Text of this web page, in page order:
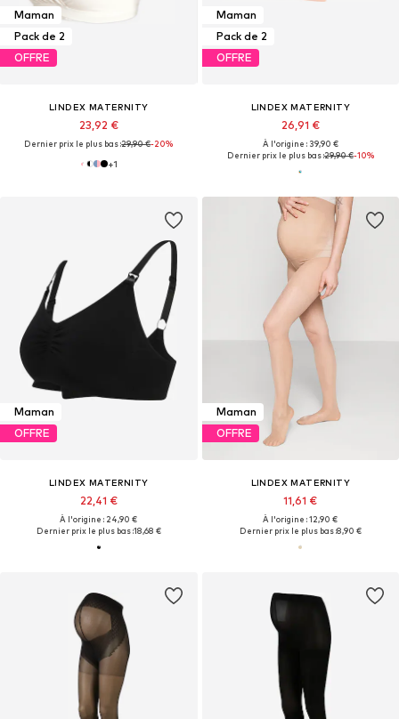
Maman
Pack de 2
OFFRE
LINDEX MATERNITY
23,92 €
Dernier prix le plus bas :29,90 €-20%
+1
Maman
Pack de 2
OFFRE
LINDEX MATERNITY
26,91 €
À l'origine : 39,90 €
Dernier prix le plus bas :29,90 €-10%
Maman
OFFRE
LINDEX MATERNITY
22,41 €
À l'origine : 24,90 €
Dernier prix le plus bas :18,68 €
Maman
OFFRE
LINDEX MATERNITY
11,61 €
À l'origine : 12,90 €
Dernier prix le plus bas :8,90 €